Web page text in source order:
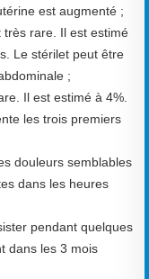
est augmenté ;
très rare. Il est estimé
Le stérilet peut être
;
Il est estimé à 4%.
les trois premiers
douleurs semblables
dans les heures
pendant quelques
dans les 3 mois